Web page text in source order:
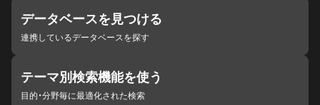
データベースを見つける
連携しているデータベースを探す
テーマ別検索機能を使う
目的・分野毎に最適化された検索